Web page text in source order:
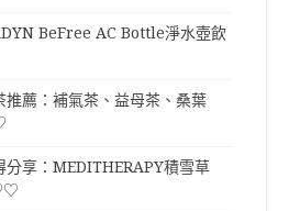
BeFree AC Bottle淨水壺飲
薦：補氣茶、益母茶、桑葉
享：MEDITHERAPY積雪草